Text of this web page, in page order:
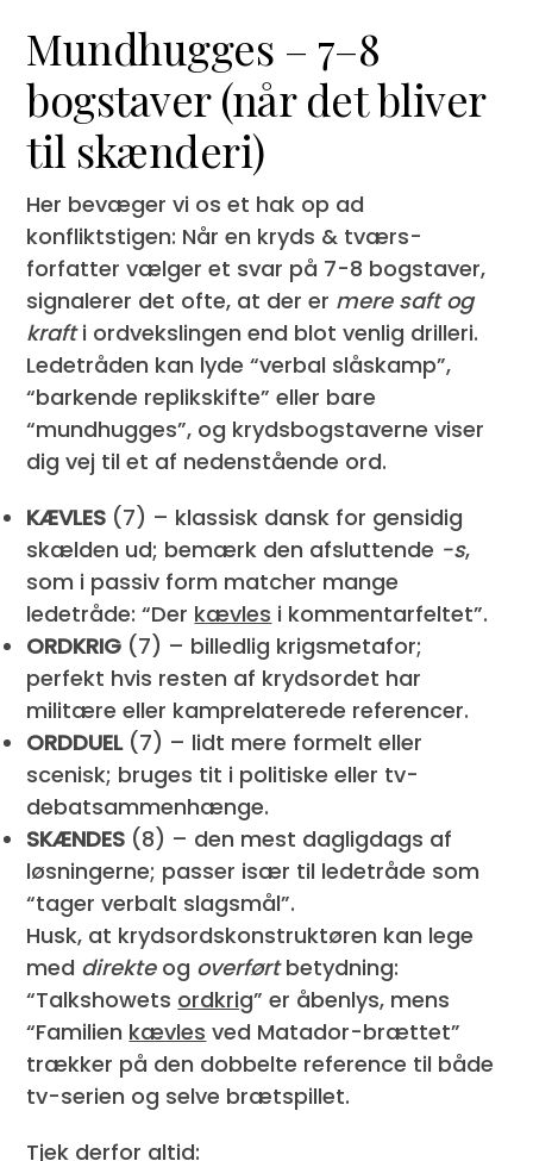
Mundhugges – 7–8
bogstaver (når det bliver
til skænderi)
Her bevæger vi os et hak op ad
konfliktstigen: Når en kryds & tværs-
forfatter vælger et svar på 7-8 bogstaver,
signalerer det ofte, at der er mere saft og
krafti ordvekslingen end blot venlig drilleri.
Ledetråden kan lyde “verbal slåskamp”,
“barkende replikskifte” eller bare
“mundhugges”, og krydsbogstaverne viser
dig vej til et af nedenstående ord.
KÆVLES (7) – klassisk dansk for gensidig
skælden ud; bemærk den afsluttende -s,
som i passiv form matcher mange
ledetråde: “Der kævles i kommentarfeltet”.
ORDKRIG (7) – billedlig krigsmetafor;
perfekt hvis resten af krydsordet har
militære eller kamprelaterede referencer.
ORDDUEL(7) – lidt mere formelt eller
scenisk; bruges tit i politiske eller tv-
debatsammenhænge.
SKÆNDES (8) – den mest dagligdags af
løsningerne; passer især til ledetråde som
“tager verbalt slagsmål”.
Husk, at krydsordskonstruktøren kan lege
med direkteog overførtbetydning:
“Talkshowets ordkrig” er åbenlys, mens
“Familien kævles ved Matador-brættet”
trækker på den dobbelte reference til både
tv-serien og selve brætspillet.
Tjek derfor altid: